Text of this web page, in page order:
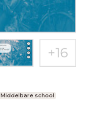
Middelbare school